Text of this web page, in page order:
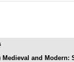
Medieval and